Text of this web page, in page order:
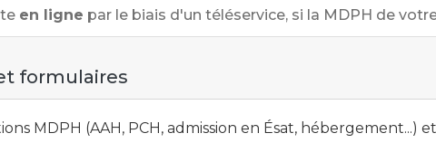
en ligne par le biais d'un téléservice, si la MDPH de
formulaires
MDPH (AAH, PCH, admission en Ésat, hébergement...)